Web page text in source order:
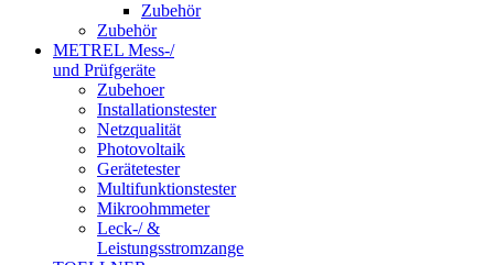
Zubehör
Zubehör
METREL Mess-/
und Prüfgeräte
Zubehoer
Installationstester
Netzqualität
Photovoltaik
Gerätetester
Multifunktionstester
Mikroohmmeter
Leck-/ &
Leistungsstromzange